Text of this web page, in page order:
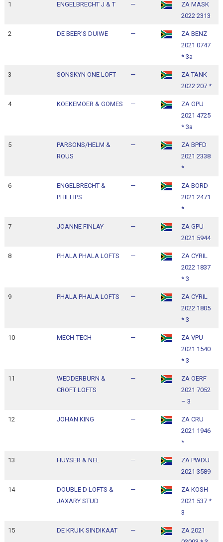
1 ENGELBRECHT J & T —
ZA MASK
2022 2313
2 DE BEER’S DUIWE —
ZA BENZ
2021 0747
* 3a
3 SONSKYN ONE LOFT —
ZA TANK
2022 207 *
4 KOEKEMOER & GOMES —
ZA GPU
2021 4725
* 3a
5
PARSONS/HELM &
ROUS
—
ZA BPFD
2021 2338
*
6
ENGELBRECHT &
PHILLIPS
—
ZA BORD
2021 2471
*
7 JOANNE FINLAY —
ZA GPU
2021 5944
8 PHALA PHALA LOFTS —
ZA CYRIL
2022 1837
* 3
9 PHALA PHALA LOFTS —
ZA CYRIL
2022 1805
* 3
10 MECH-TECH —
ZA VPU
2021 1540
* 3
11
WEDDERBURN &
CROFT LOFTS
—
ZA OERF
2021 7052
– 3
12 JOHAN KING —
ZA CRU
2021 1946
*
13 HUYSER & NEL —
ZA PWDU
2021 3589
14
DOUBLE D LOFTS &
JAXARY STUD
—
ZA KOSH
2021 537 *
3
15 DE KRUIK SINDIKAAT —
ZA 2021